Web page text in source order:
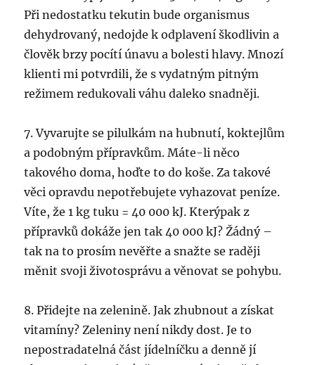
Při nedostatku tekutin bude organismus
dehydrovaný, nedojde k odplavení škodlivin a
člověk brzy pocítí únavu a bolesti hlavy. Mnozí
klienti mi potvrdili, že s vydatným pitným
režimem redukovali váhu daleko snadněji.
7. Vyvarujte se pilulkám na hubnutí, koktejlům
a podobným přípravkům. Máte-li něco
takového doma, hoďte to do koše. Za takové
věci opravdu nepotřebujete vyhazovat peníze.
Víte, že 1 kg tuku = 40 000 kJ. Kterýpak z
přípravků dokáže jen tak 40 000 kJ? Žádný –
tak na to prosím nevěřte a snažte se raději
měnit svoji životosprávu a věnovat se pohybu.
8. Přidejte na zelenině. Jak zhubnout a získat
vitamíny? Zeleniny není nikdy dost. Je to
nepostradatelná část jídelníčku a denně jí